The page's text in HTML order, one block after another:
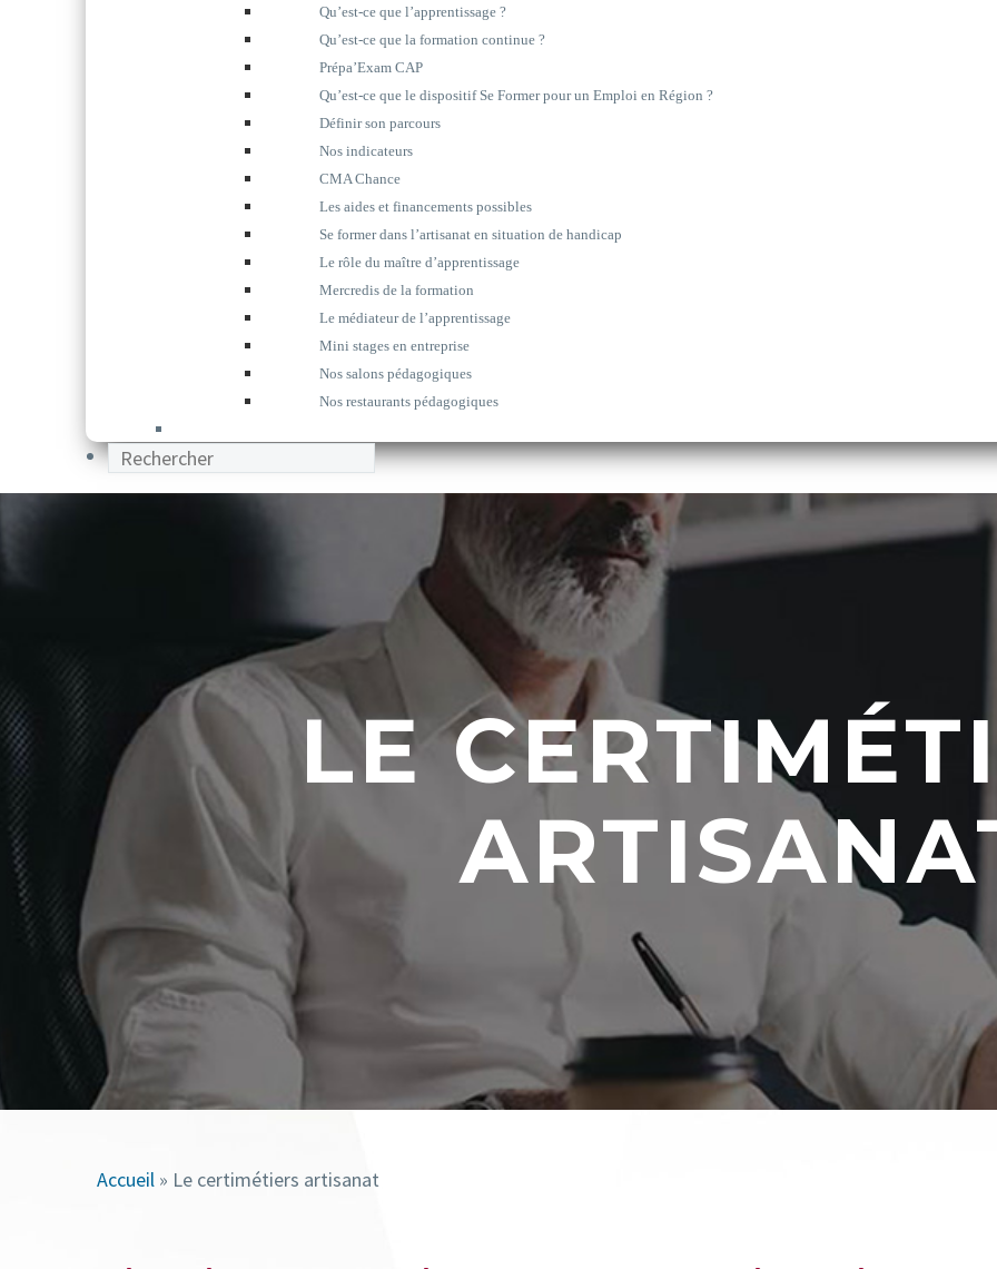
Qu’est-ce que l’apprentissage ?
Qu’est-ce que la formation continue ?
Prépa’Exam CAP
Qu’est-ce que le dispositif Se Former pour un Emploi en Région ?
Définir son parcours
Nos indicateurs
CMA Chance
Les aides et financements possibles
Se former dans l’artisanat en situation de handicap
Le rôle du maître d’apprentissage
Mercredis de la formation
Le médiateur de l’apprentissage
Mini stages en entreprise
Nos salons pédagogiques
Nos restaurants pédagogiques
LE
Accueil » Le certimétiers artisanat